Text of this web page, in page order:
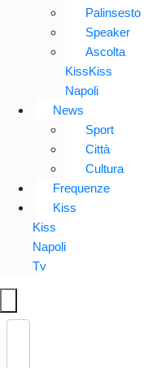
Palinsesto
Speaker
Ascolta
KissKiss
Napoli
News
Sport
Città
Cultura
Frequenze
Kiss
Kiss
Napoli
Tv